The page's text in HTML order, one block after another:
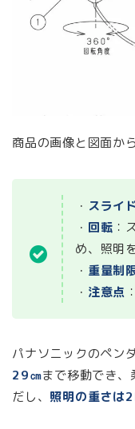
商品の画像と図面か
・ スライ
・ 回転 ：
め、照明
・ 重量制
・ 注意点
パナソニックのペン
29㎝まで移動でき
だし、 照明の重さは